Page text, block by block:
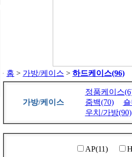
홈 > 가방/케이스 > 하드케이스(96)
가방/케이스
정품케이스
줌백(70)
우치/가방(90)
AP(11)